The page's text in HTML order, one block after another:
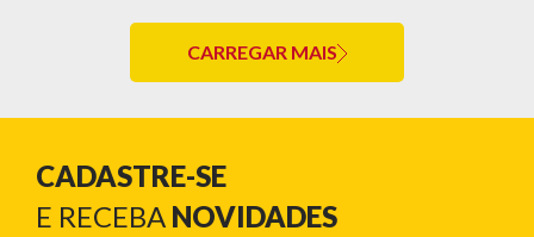
CARREGAR MAIS
CADASTRE-SE
E RECEBA NOVIDADES